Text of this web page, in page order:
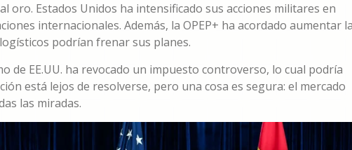
oro. Estados Unidos ha intensificado sus acciones militares en
internacionales. Además, la OPEP+ ha acordado aumentar
podrían frenar sus planes.
de EE.UU. ha revocado un impuesto controverso, lo cual podría
está lejos de resolverse, pero una cosa es segura: el mercado
las miradas.